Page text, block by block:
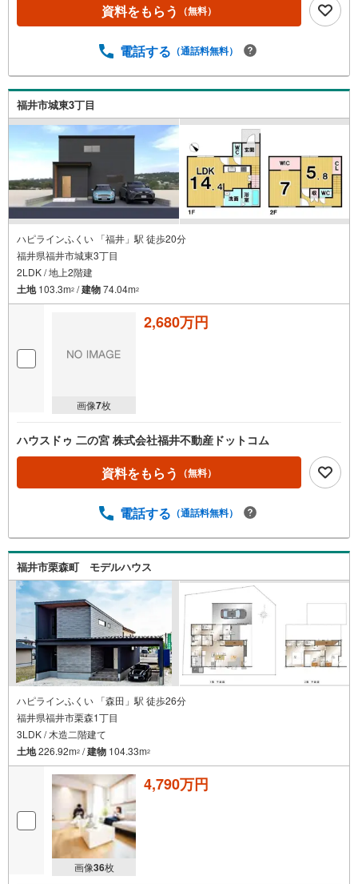
資料をもらう （無料）
電話する （通話料無料）
福井市城東3丁目
ハピラインふくい 「福井」駅 徒歩20分
福井県福井市城東3丁目
2LDK / 地上2階建
土地103.3m2 /建物74.04m2
画像7枚
2,680万円
ハウスドゥ 二の宮 株式会社福井不動産ドットコム
資料をもらう （無料）
電話する （通話料無料）
福井市栗森町 モデルハウス
ハピラインふくい 「森田」駅 徒歩26分
福井県福井市栗森1丁目
3LDK / 木造二階建て
土地226.92m2 /建物 104.33m2
画像36枚
4,790万円